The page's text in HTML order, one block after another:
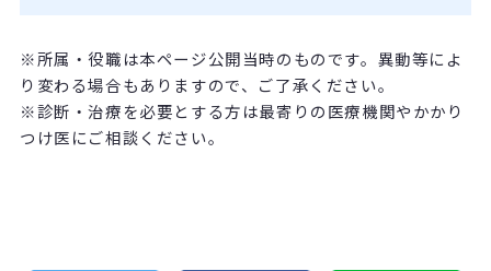
※所属・役職は本ページ公開当時のものです。異動等によ
り変わる場合もありますので、ご了承ください。
※診断・治療を必要とする方は最寄りの医療機関やかかり
つけ医にご相談ください。